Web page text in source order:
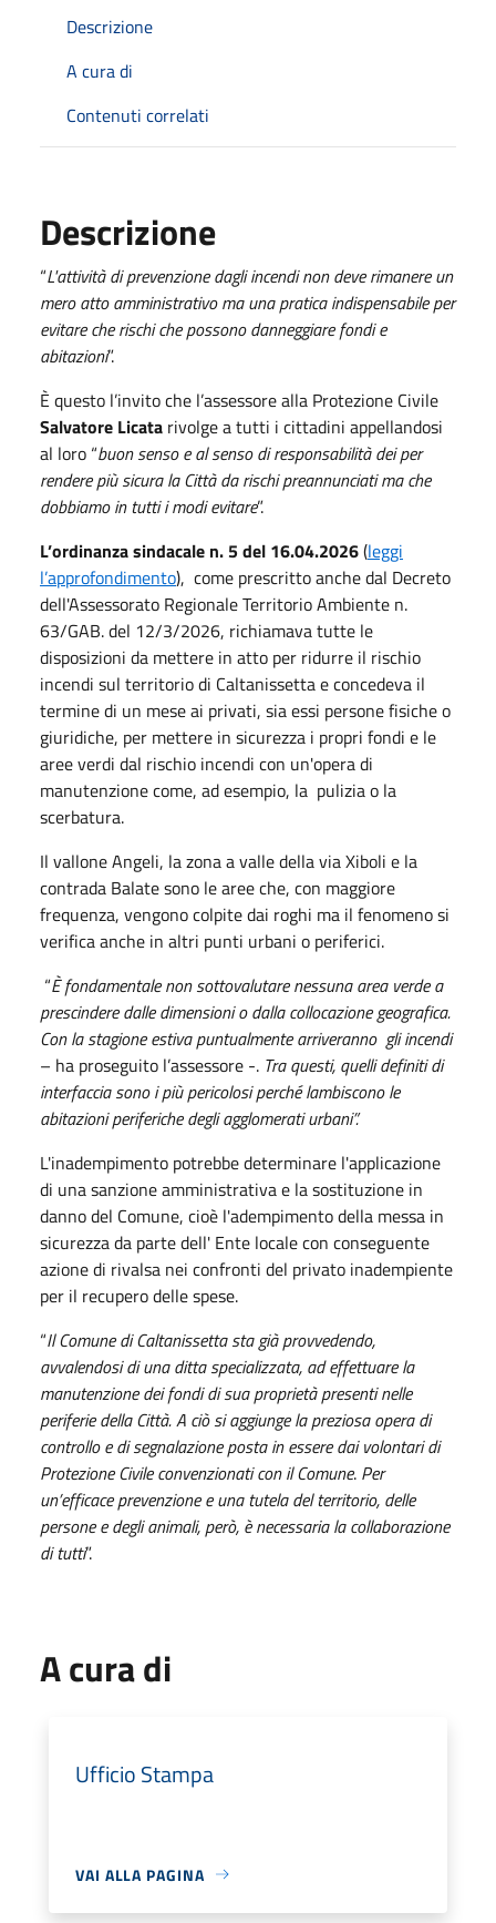
Descrizione
A cura di
Contenuti correlati
Descrizione
“L'attività di prevenzione dagli incendi non deve rimanere un
mero atto amministrativo ma una pratica indispensabile per
evitare che rischi che possono danneggiare fondi e
abitazioni”.
È questo l’invito che l’assessore alla Protezione Civile
Salvatore Licata rivolge a tutti i cittadini appellandosi
al loro “buon senso e al senso di responsabilità dei per
rendere più sicura la Città da rischi preannunciati ma che
dobbiamo in tutti i modi evitare”.
L’ordinanza sindacale n. 5 del 16.04.2026(leggi
l’approfondimento), come prescritto anche dal Decreto
dell'Assessorato Regionale Territorio Ambiente n.
63/GAB. del 12/3/2026, richiamava tutte le
disposizioni da mettere in atto per ridurre il rischio
incendi sul territorio di Caltanissetta e concedeva il
termine di un mese ai privati, sia essi persone fisiche o
giuridiche, per mettere in sicurezza i propri fondi e le
aree verdi dal rischio incendi con un'opera di
manutenzione come, ad esempio, la pulizia o la
scerbatura.
Il vallone Angeli, la zona a valle della via Xiboli e la
contrada Balate sono le aree che, con maggiore
frequenza, vengono colpite dai roghi ma il fenomeno si
verifica anche in altri punti urbani o periferici.
“È fondamentale non sottovalutare nessuna area verde a
prescindere dalle dimensioni o dalla collocazione geografica.
Con la stagione estiva puntualmente arriveranno gli incendi
– ha proseguito l’assessore -. Tra questi, quelli definiti di
interfaccia sono i più pericolosi perché lambiscono le
abitazioni periferiche degli agglomerati urbani”.
L'inadempimento potrebbe determinare l'applicazione
di una sanzione amministrativa e la sostituzione in
danno del Comune, cioè l'adempimento della messa in
sicurezza da parte dell' Ente locale con conseguente
azione di rivalsa nei confronti del privato inadempiente
per il recupero delle spese.
“Il Comune di Caltanissetta sta già provvedendo,
avvalendosi di una ditta specializzata, ad effettuare la
manutenzione dei fondi di sua proprietà presenti nelle
periferie della Città. A ciò si aggiunge la preziosa opera di
controllo e di segnalazione posta in essere dai volontari di
Protezione Civile convenzionati con il Comune. Per
un’efficace prevenzione e una tutela del territorio, delle
persone e degli animali, però, è necessaria la collaborazione
di tutti”.
A cura di
Ufficio Stampa
VAI ALLA PAGINA